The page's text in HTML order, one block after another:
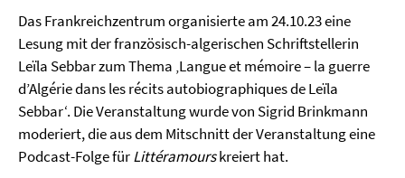
Das Frankreichzentrum organisierte am 24.10.23 eine
Lesung mit der französisch-algerischen Schriftstellerin
Leïla Sebbar zum Thema ‚Langue et mémoire – la guerre
d’Algérie dans les récits autobiographiques de Leïla
Sebbar‘. Die Veranstaltung wurde von Sigrid Brinkmann
moderiert, die aus dem Mitschnitt der Veranstaltung eine
Podcast-Folge fürLittéramourskreiert hat.